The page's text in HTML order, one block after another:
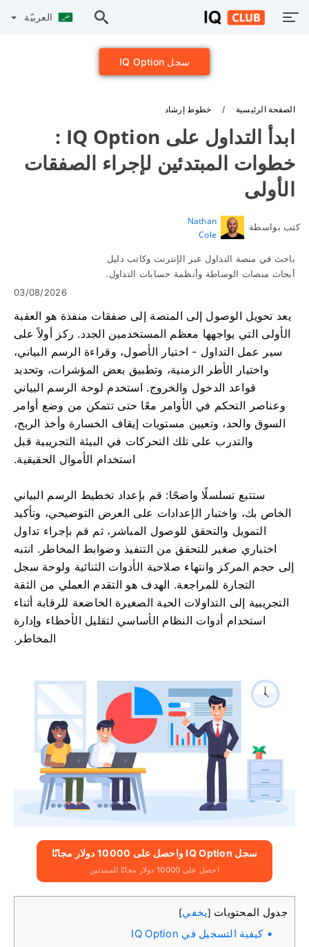
العربيّة
سجل IQ Option
الصفحة الرئيسية خطوط إرشاد
ابدأ التداول على IQ Option :
خطوات المبتدئين لإجراء الصفقات
الأولى
كتب بواسطة
Nathan
Cole
باحث في منصة التداول عبر الإنترنت وكاتب دليل
أبحاث منصات الوساطة وأنظمة حسابات التداول.
03/08/2026
يعد تحويل الوصول إلى المنصة إلى صفقات منفذة هو العقبة
الأولى التي يواجهها معظم المستخدمين الجدد. ركز أولاً على
سير عمل التداول - اختيار الأصول، وقراءة الرسم البياني،
واختيار الأطر الزمنية، وتطبيق بعض المؤشرات، وتحديد
قواعد الدخول والخروج. استخدم لوحة الرسم البياني
وعناصر التحكم في الأوامر معًا حتى تتمكن من وضع أوامر
السوق والحد، وتعيين مستويات إيقاف الخسارة وأخذ الربح،
والتدرب على تلك التحركات في البيئة التجريبية قبل
استخدام الأموال الحقيقية.
ستتبع تسلسلًا واضحًا: قم بإعداد تخطيط الرسم البياني
الخاص بك، واختبار الإعدادات على العرض التوضيحي، وتأكيد
التمويل والتحقق للوصول المباشر، ثم قم بإجراء تداول
اختباري صغير للتحقق من التنفيذ وضوابط المخاطر. انتبه
إلى حجم المركز وانتهاء صلاحية الأدوات الثنائية ولوحة سجل
التجارة للمراجعة. الهدف هو التقدم العملي من الثقة
التجريبية إلى التداولات الحية الصغيرة الخاضعة للرقابة أثناء
استخدام أدوات النظام الأساسي لتقليل الأخطاء وإدارة
المخاطر.
سجل IQ Option واحصل على 10000 دولار مجانًا
احصل على 10000 دولار مجانًا للمبتدئين
جدول المحتويات [يخفي]
كيفية التسجيل في IQ Option